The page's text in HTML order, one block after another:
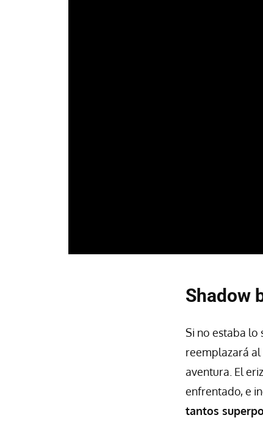
Shadow
Si no estaba lo
reemplazará al
aventura. El
enfrentado, e
tantos